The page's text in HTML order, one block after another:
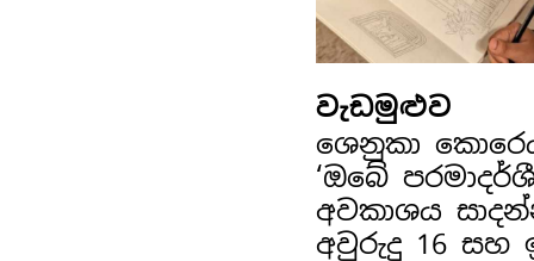
වැඩමුළුව
ශෙනුකා
‘ඔබේ
අවකාශය
අවුරුදු 16 සහ